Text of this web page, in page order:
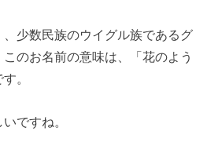
少数民族のウイグル族であるグ
のお名前の意味は、「花のよう
。
ですね。